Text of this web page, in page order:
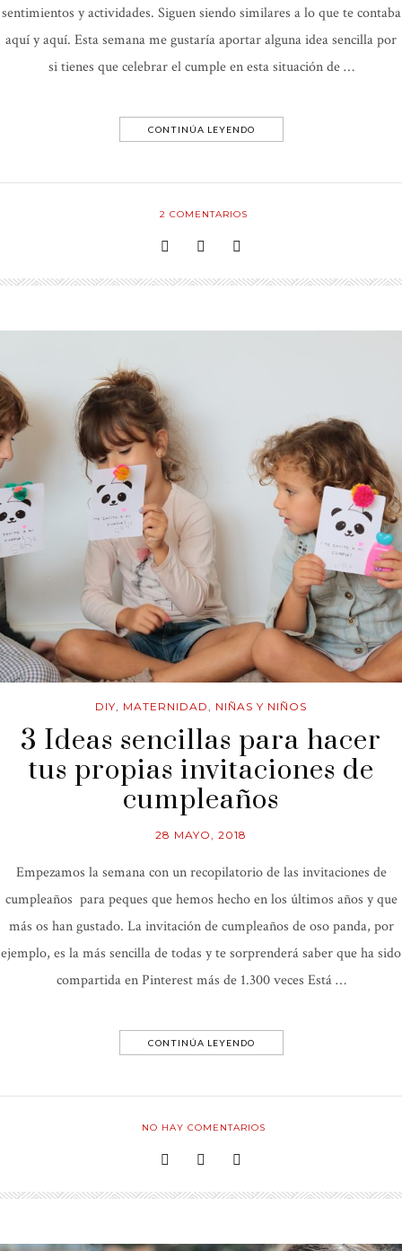
sentimientos y actividades. Siguen siendo similares a lo que te contaba
aquí y aquí. Esta semana me gustaría aportar alguna idea sencilla por
si tienes que celebrar el cumple en esta situación de …
CONTINÚA LEYENDO
2 COMENTARIOS
DIY, MATERNIDAD, NIÑAS Y NIÑOS
3 Ideas sencillas para hacer
tus propias invitaciones de
cumpleaños
28 MAYO, 2018
Empezamos la semana con un recopilatorio de las invitaciones de
cumpleaños para peques que hemos hecho en los últimos años y que
más os han gustado. La invitación de cumpleaños de oso panda, por
ejemplo, es la más sencilla de todas y te sorprenderá saber que ha sido
compartida en Pinterest más de 1.300 veces Está …
CONTINÚA LEYENDO
NO HAY COMENTARIOS